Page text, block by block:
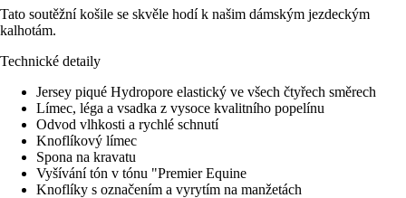
Tato soutěžní košile se skvěle hodí k našim dámským jezdeckým
kalhotám.
Technické detaily
Jersey piqué Hydropore elastický ve všech čtyřech směrech
Límec, léga a vsadka z vysoce kvalitního popelínu
Odvod vlhkosti a rychlé schnutí
Knoflíkový límec
Spona na kravatu
Vyšívání tón v tónu "Premier Equine
Knoflíky s označením a vyrytím na manžetách